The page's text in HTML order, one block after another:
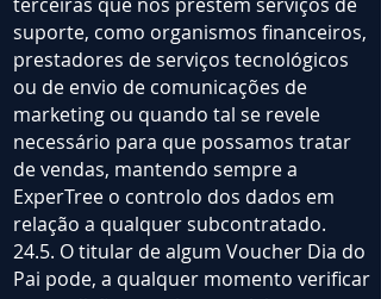
suporte, como organismos financeiros,
prestadores de serviços tecnológicos
ou de envio de comunicações de
marketing ou quando tal se revele
necessário para que possamos tratar
de vendas, mantendo sempre a
ExperTree o controlo dos dados em
relação a qualquer subcontratado.
24.5. O titular de algum Voucher Dia do
Pai pode, a qualquer momento verificar